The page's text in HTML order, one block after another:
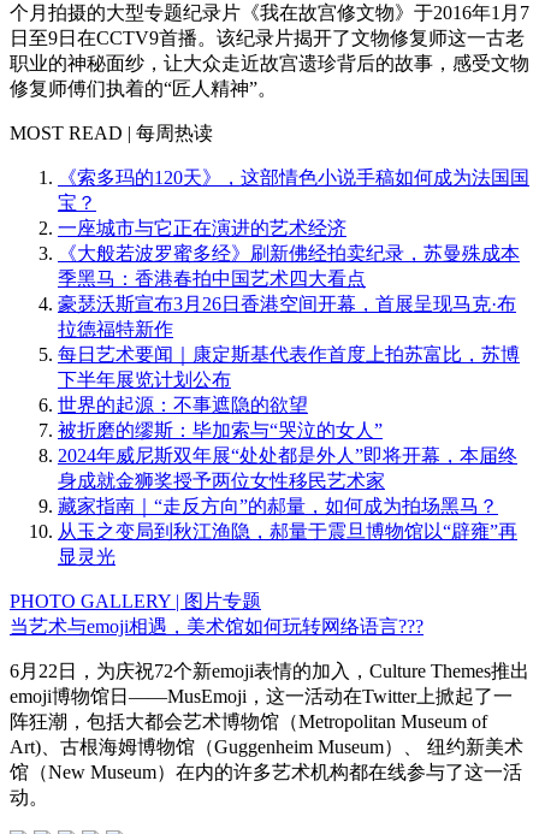
个月拍摄的大型专题纪录片《我在故宫修文物》于2016年1月7
日至9日在CCTV9首播。该纪录片揭开了文物修复师这一古老
职业的神秘面纱，让大众走近故宫遗珍背后的故事，感受文物
修复师傅们执着的“匠人精神”。
MOST READ | 每周热读
《索多玛的120天》，这部情色小说手稿如何成为法国国
宝？
一座城市与它正在演进的艺术经济
《大般若波罗蜜多经》刷新佛经拍卖纪录，苏曼殊成本
季黑马：香港春拍中国艺术四大看点
豪瑟沃斯宣布3月26日香港空间开幕，首展呈现马克·布
拉德福特新作
每日艺术要闻｜康定斯基代表作首度上拍苏富比，苏博
下半年展览计划公布
世界的起源：不事遮隐的欲望
被折磨的缪斯：毕加索与“哭泣的女人”
2024年威尼斯双年展“处处都是外人”即将开幕，本届终
身成就金狮奖授予两位女性移民艺术家
藏家指南｜“走反方向”的郝量，如何成为拍场黑马？
从玉之变局到秋江渔隐，郝量于震旦博物馆以“辟雍”再
显灵光
PHOTO GALLERY | 图片专题
当艺术与emoji相遇，美术馆如何玩转网络语言???
6月22日，为庆祝72个新emoji表情的加入，Culture Themes推出
emoji博物馆日——MusEmoji，这一活动在Twitter上掀起了一
阵狂潮，包括大都会艺术博物馆（Metropolitan Museum of
Art)、古根海姆博物馆（Guggenheim Museum）、 纽约新美术
馆（New Museum）在内的许多艺术机构都在线参与了这一活
动。